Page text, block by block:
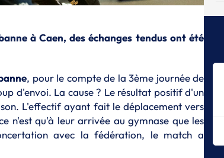
à Caen, des échanges tendus ont été
, pour le compte de la 3ème journée de
d'envoi. La cause ? Le résultat positif d'un
L'effectif ayant fait le déplacement vers
n'est qu'à leur arrivée au gymnase que les
avec la fédération, le match a